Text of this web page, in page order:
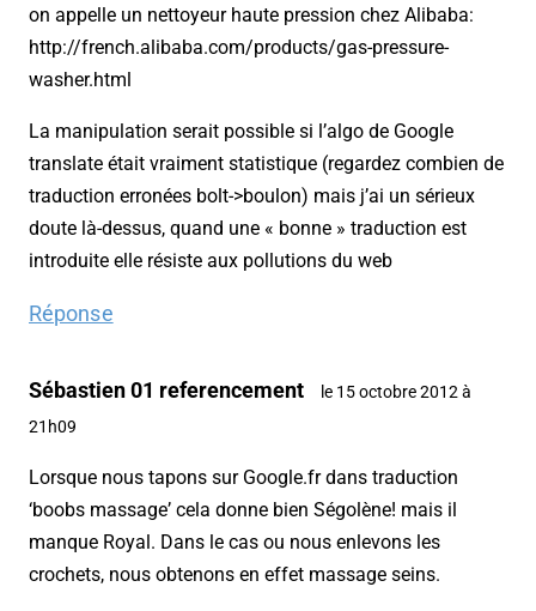
on appelle un nettoyeur haute pression chez Alibaba:
http://french.alibaba.com/products/gas-pressure-
washer.html
La manipulation serait possible si l’algo de Google
translate était vraiment statistique (regardez combien de
traduction erronées bolt->boulon) mais j’ai un sérieux
doute là-dessus, quand une « bonne » traduction est
introduite elle résiste aux pollutions du web
Réponse
Sébastien 01 referencement
le 15 octobre 2012 à
21h09
Lorsque nous tapons sur Google.fr dans traduction
‘boobs massage’ cela donne bien Ségolène! mais il
manque Royal. Dans le cas ou nous enlevons les
crochets, nous obtenons en effet massage seins.